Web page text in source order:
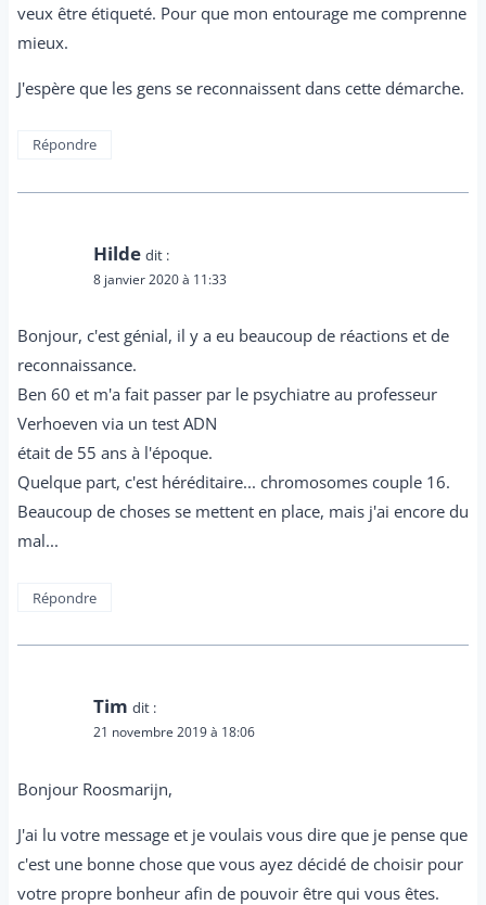
veux être étiqueté. Pour que mon entourage me comprenne
mieux.
J'espère que les gens se reconnaissent dans cette démarche.
Répondre
Hilde dit :
8 janvier 2020 à 11:33
Bonjour, c'est génial, il y a eu beaucoup de réactions et de
reconnaissance.
Ben 60 et m'a fait passer par le psychiatre au professeur
Verhoeven via un test ADN
était de 55 ans à l'époque.
Quelque part, c'est héréditaire... chromosomes couple 16.
Beaucoup de choses se mettent en place, mais j'ai encore du
mal...
Répondre
Tim dit :
21 novembre 2019 à 18:06
Bonjour Roosmarijn,
J'ai lu votre message et je voulais vous dire que je pense que
c'est une bonne chose que vous ayez décidé de choisir pour
votre propre bonheur afin de pouvoir être qui vous êtes.